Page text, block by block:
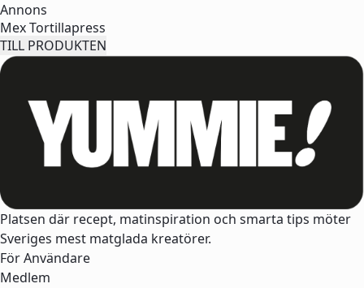
Annons
Mex Tortillapress
TILL PRODUKTEN
Platsen där recept, matinspiration och smarta tips möter
Sveriges mest matglada kreatörer.
För Användare
Medlem